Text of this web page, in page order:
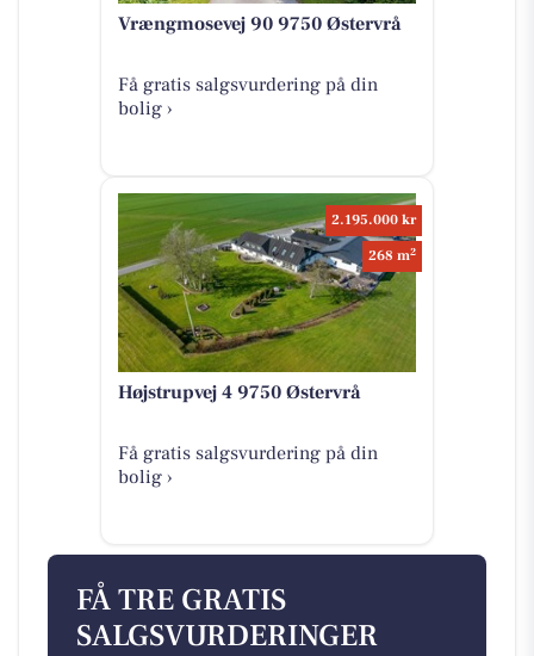
Vrængmosevej 90 9750 Østervrå
Få gratis salgsvurdering på din
bolig ›
2.195.000 kr
268 m2
Højstrupvej 4 9750 Østervrå
Få gratis salgsvurdering på din
bolig ›
FÅ TRE GRATIS
SALGSVURDERINGER